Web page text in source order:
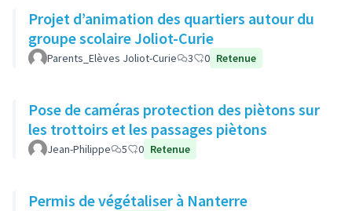
Projet d’animation des quartiers autour du
groupe scolaire Joliot-Curie
Parents_Elèves Joliot-Curie 3 0 Retenue
Pose de caméras protection des piètons sur
les trottoirs et les passages piètons
Jean-Philippe 5 0 Retenue
Permis de végétaliser à Nanterre